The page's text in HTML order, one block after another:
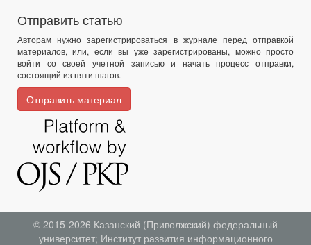
Отправить статью
Авторам нужно зарегистрироваться в журнале перед отправкой
материалов, или, если вы уже зарегистрированы, можно просто
войти со своей учетной записью и начать процесс отправки,
состоящий из пяти шагов.
Отправить материал
© 2015-2026 Казанский (Приволжский) федеральный
университет; Институт развития информационного